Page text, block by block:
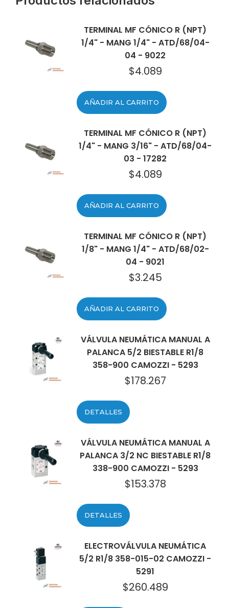
TERMINAL MF CÓNICO R (NPT)
1/4" - MANG 1/4" - ATD/68/04-
04 - 9022
$4.089
AÑADIR AL CARRITO
TERMINAL MF CÓNICO R (NPT)
1/4" - MANG 3/16" - ATD/68/04-
03 - 17282
$4.089
AÑADIR AL CARRITO
TERMINAL MF CÓNICO R (NPT)
1/8" - MANG 1/4" - ATD/68/02-
04 - 9021
$3.245
AÑADIR AL CARRITO
VÁLVULA NEUMÁTICA MANUAL A
PALANCA 5/2 BIESTABLE R1/8
358-900 CAMOZZI - 5293
$178.267
DETALLES
VÁLVULA NEUMÁTICA MANUAL A
PALANCA 3/2 NC BIESTABLE R1/8
338-900 CAMOZZI - 5293
$153.378
DETALLES
ELECTROVÁLVULA NEUMÁTICA
5/2 R1/8 358-015-02 CAMOZZI -
5291
$260.489